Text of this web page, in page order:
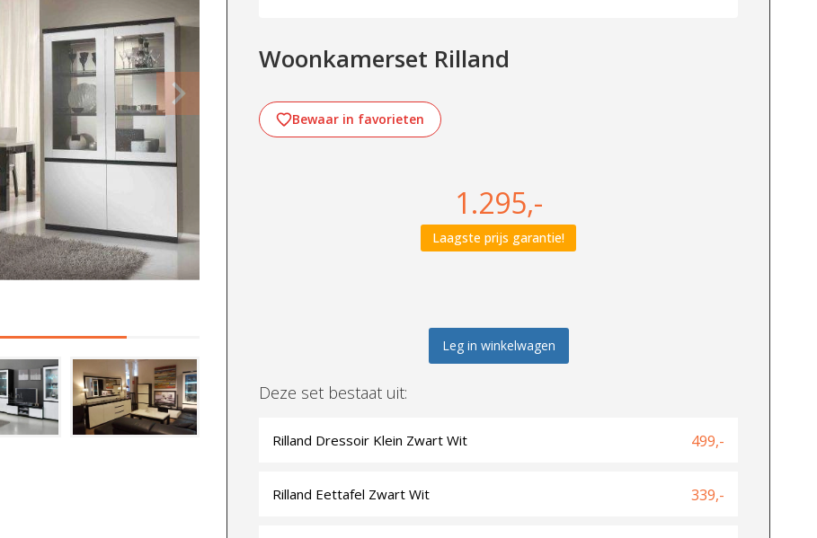
Woonkamerset Rilland
Bewaar in favorieten
1.295,-
Laagste prijs garantie!
Leg in winkelwagen
Deze set bestaat uit:
Rilland Dressoir Klein Zwart Wit 499,-
Rilland Eettafel Zwart Wit 339,-